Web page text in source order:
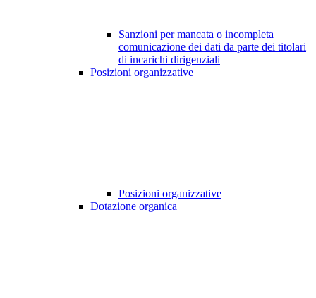
Sanzioni per mancata o incompleta
comunicazione dei dati da parte dei titolari
di incarichi dirigenziali
Posizioni organizzative
Posizioni organizzative
Dotazione organica